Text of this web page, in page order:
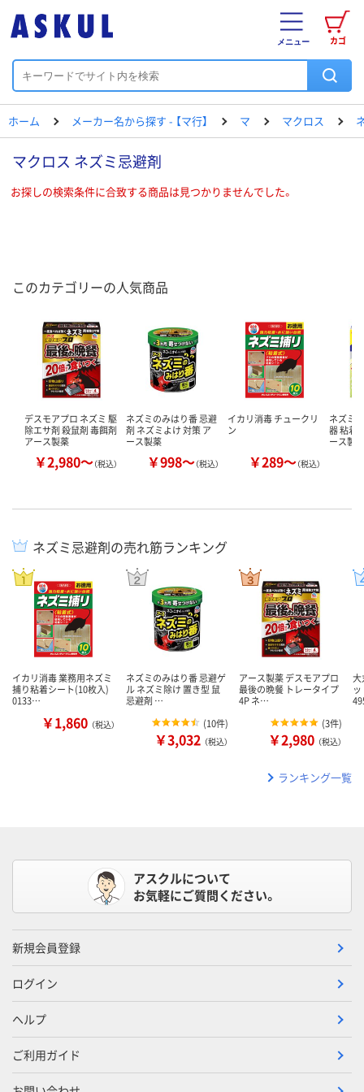
カゴ
メニュー
ホーム メーカー名から探す - 【マ行】 マ マクロス
マクロス ネズミ忌避剤
お探しの検索条件に合致する商品は見つかりませんでした。
このカテゴリーの人気商品
デスモアプロ ネズミ 駆
除エサ剤 殺鼠剤 毒餌剤
アース製薬
￥2,980～（税込）
ネズミのみはり番 忌避
剤 ネズミよけ 対策 ア
ース製薬
￥998～（税込）
イカリ消毒 チュークリ
ン
￥289～（税込）
ネズミ
器 粘着
ース製薬
ネズミ忌避剤の売れ筋ランキング
イカリ消毒 業務用ネズミ
捕り粘着シート(10枚入)
0133…
￥1,860 （税込）
ネズミのみはり番 忌避ゲ
ル ネズミ除け 置き型 鼠
忌避剤 …
(10件)
￥3,032 （税込）
アース製薬 デスモアプロ
最後の晩餐 トレータイプ
4P ネ…
(3件)
￥2,980 （税込）
大
ランキング一覧
アスクルについて
お気軽にご質問ください。
新規会員登録
ログイン
ヘルプ
ご利用ガイド